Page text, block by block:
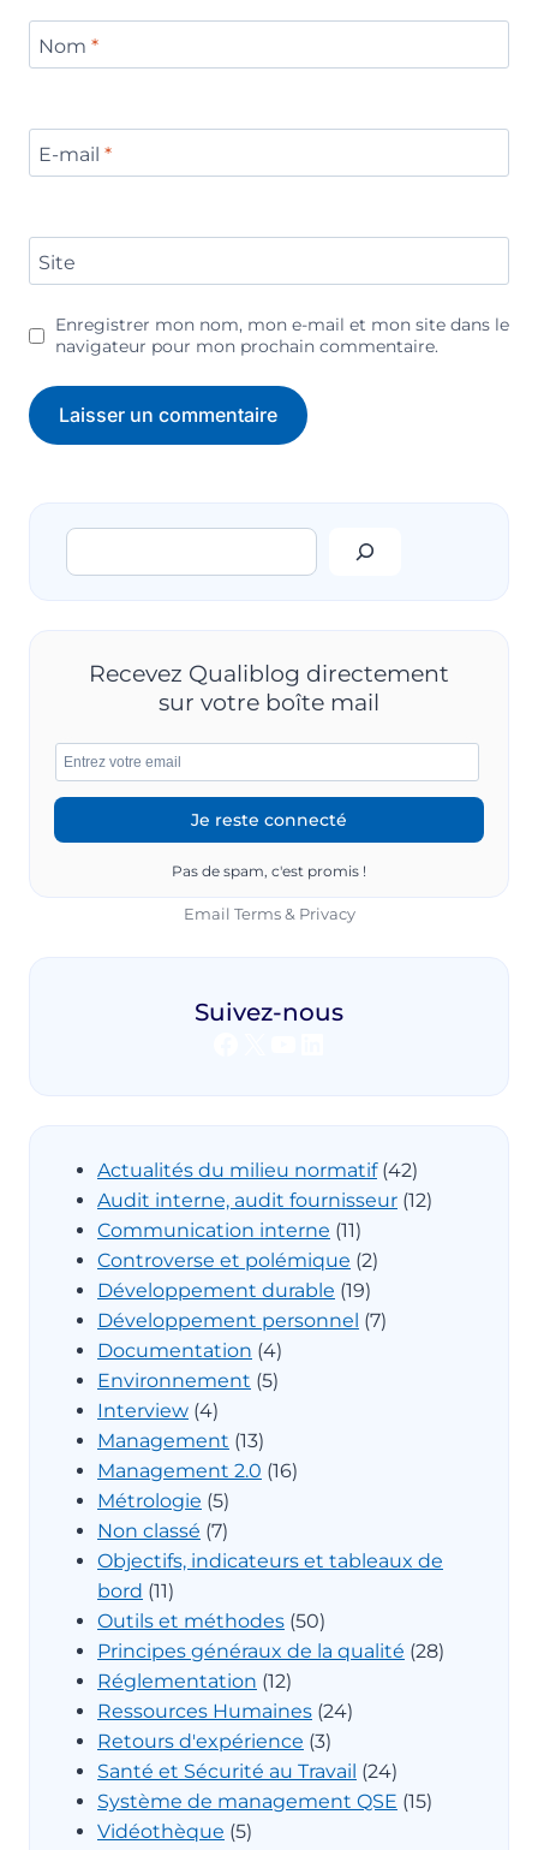
Nom *
E-mail *
Site
Enregistrer mon nom, mon e-mail et mon site dans le
navigateur pour mon prochain commentaire.
Rechercher
Recevez Qualiblog directement
sur votre boîte mail
Pas de spam, c'est promis !
Email Terms& Privacy
Suivez-nous
Actualités du milieu normatif(42)
Audit interne, audit fournisseur (12)
Communication interne (11)
Controverse et polémique (2)
Développement durable (19)
Développement personnel (7)
Documentation (4)
Environnement (5)
Interview (4)
Management (13)
Management 2.0 (16)
Métrologie (5)
Non classé (7)
Objectifs, indicateurs et tableaux de
bord (11)
Outils et méthodes (50)
Principes généraux de la qualité (28)
Réglementation (12)
Ressources Humaines (24)
Retours d'expérience (3)
Santé et Sécurité au Travail (24)
Système de management QSE (15)
Vidéothèque (5)